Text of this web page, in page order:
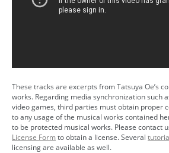
These tracks are excerpts from Tatsuya Oe’s
works. Regarding media synchronization such
video games, third parties must obtain proper
to any usage of the musical works contained
to be protected musical works. Please contact
License Formto obtain a license. Several
licensing are available as well.